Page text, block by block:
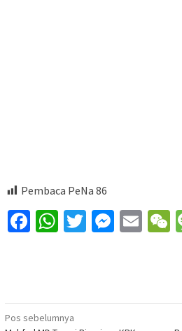
Pembaca PeNa 86
Facebook
WhatsApp
Twitter
Navigasi
Pos sebelumnya